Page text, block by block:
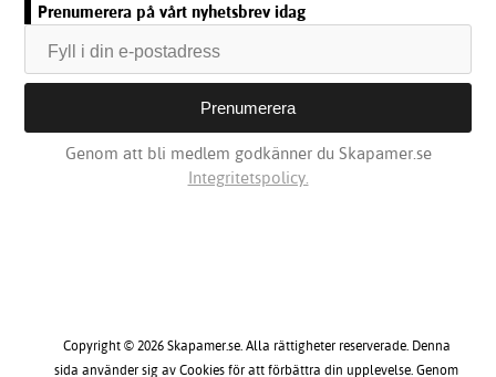
Prenumerera på vårt nyhetsbrev idag
Genom att bli medlem godkänner du Skapamer.se
Integritetspolicy.
Copyright © 2026 Skapamer.se. Alla rättigheter reserverade. Denna
sida använder sig av Cookies för att förbättra din upplevelse. Genom